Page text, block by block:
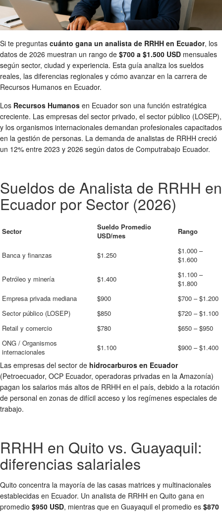
Si te preguntas cuánto gana un analista de RRHH en Ecuador, los
datos de 2026 muestran un rango de $700 a $1.500 USD mensuales
según sector, ciudad y experiencia. Esta guía analiza los sueldos
reales, las diferencias regionales y cómo avanzar en la carrera de
Recursos Humanos en Ecuador.
Los Recursos Humanos en Ecuador son una función estratégica
creciente. Las empresas del sector privado, el sector público (LOSEP),
y los organismos internacionales demandan profesionales capacitados
en la gestión de personas. La demanda de analistas de RRHH creció
un 12% entre 2023 y 2026 según datos de Computrabajo Ecuador.
Sueldos de Analista de RRHH en
Ecuador por Sector (2026)
Sector
Sueldo Promedio
USD/mes
Rango
Banca y finanzas $1.250
$1.000 –
$1.600
Petróleo y minería $1.400
$1.100 –
$1.800
Empresa privada mediana
$900
$700 – $1.200
Sector público (LOSEP)
$850
$720 – $1.100
Retail y comercio
$780
$650 – $950
ONG / Organismos
internacionales
$1.100 $900 – $1.400
Las empresas del sector de hidrocarburos en Ecuador
(Petroecuador, OCP Ecuador, operadoras privadas en la Amazonía)
pagan los salarios más altos de RRHH en el país, debido a la rotación
de personal en zonas de difícil acceso y los regímenes especiales de
trabajo.
RRHH en Quito vs. Guayaquil:
diferencias salariales
Quito concentra la mayoría de las casas matrices y multinacionales
establecidas en Ecuador. Un analista de RRHH en Quito gana en
promedio $950 USD, mientras que en Guayaquil el promedio es $870